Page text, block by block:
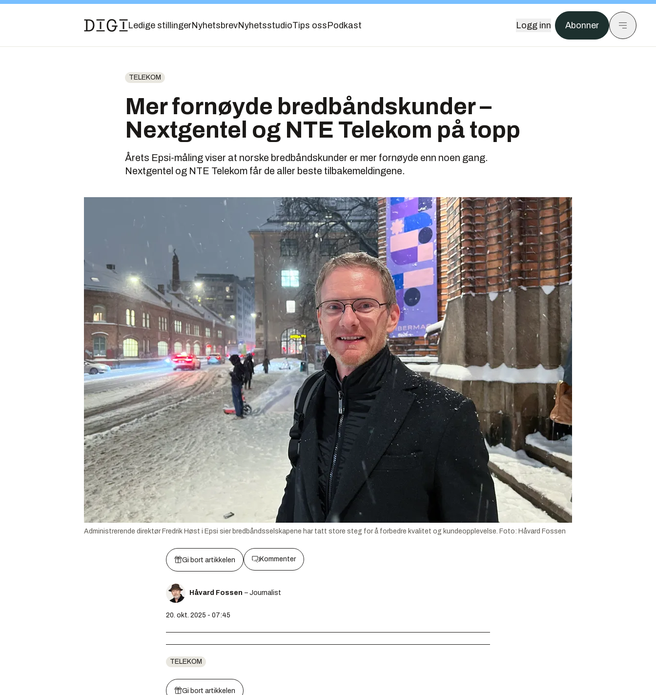
Ledige stillingerNyhetsbrevNyhetsstudioTips oss Podkast Logg inn Abonner
TELEKOM
Mer fornøyde bredbåndskunder –
Nextgentel og NTE Telekom på topp
Årets Epsi-måling viser at norske bredbåndskunder er mer fornøyde enn noen gang.
Nextgentel og NTE Telekom får de aller beste tilbakemeldingene.
Administrerende direktør Fredrik Høst i Epsi sier bredbåndsselskapene har tatt store steg for å forbedre kvalitet og kundeopplevelse. Foto: Håvard Fossen
Gi bort artikkelen Kommenter
Håvard Fossen – Journalist
20. okt. 2025 - 07:45
TELEKOM
Gi bort artikkelen